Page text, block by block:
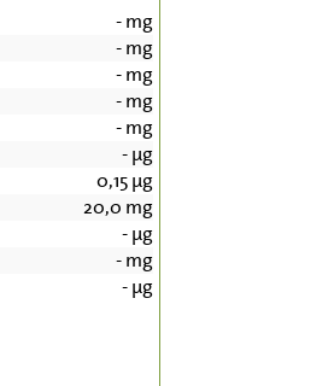
-mg
-mg
-mg
-mg
-mg
-µg
0,15µg
20,0 mg
-µg
-mg
-µg